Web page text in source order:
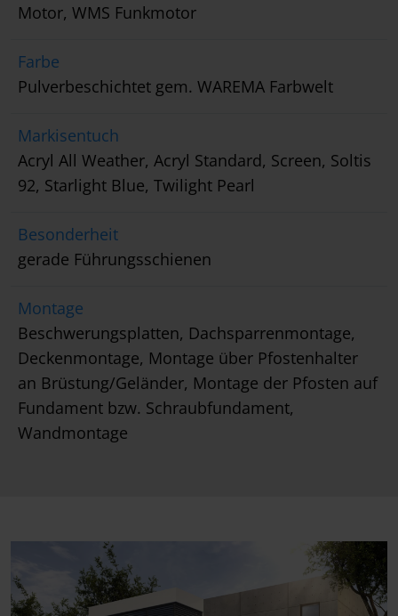
Motor, WMS Funkmotor
Farbe
Pulverbeschichtet gem. WAREMA Farbwelt
Markisentuch
Acryl All Weather, Acryl Standard, Screen, Soltis
92, Starlight Blue, Twilight Pearl
Besonderheit
gerade Führungsschienen
Montage
Beschwerungsplatten, Dachsparrenmontage,
Deckenmontage, Montage über Pfostenhalter
an Brüstung/Geländer, Montage der Pfosten auf
Fundament bzw. Schraubfundament,
Wandmontage